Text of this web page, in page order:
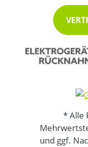
* Alle
und ggf.